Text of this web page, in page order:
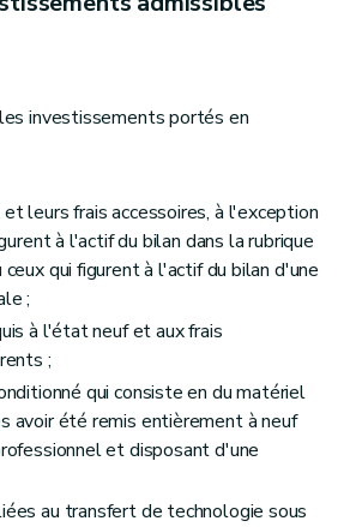
investissements portés en
leurs frais accessoires, à l'exception
à l'actif du bilan dans la rubrique
ceux qui figurent à l'actif du bilan d'une
;
à l'état neuf et aux frais
;
qui consiste en du matériel
avoir été remis entièrement à neuf
et disposant d'une
au transfert de technologie sous